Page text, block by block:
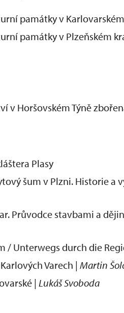
památky v
památky v Plzeňském
v Horšovském Týně
Plasy
šum v Plzni. Historie a
Průvodce stavbami a
/ Unterwegs durch die
Varech | Martin
| Lukáš Svoboda